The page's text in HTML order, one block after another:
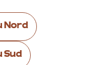
Nord
Sud